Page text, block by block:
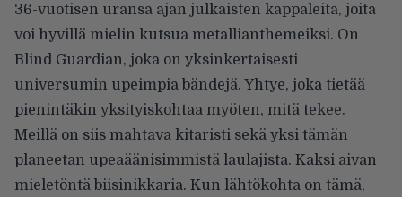
36-vuotisen uransa ajan julkaisten kappaleita, joita
voi hyvillä mielin kutsua metallianthemeiksi. On
Blind Guardian, joka on yksinkertaisesti
universumin upeimpia bändejä. Yhtye, joka tietää
pienintäkin yksityiskohtaa myöten, mitä tekee.
Meillä on siis mahtava kitaristi sekä yksi tämän
planeetan upeaäänisimmistä laulajista. Kaksi aivan
mieletöntä biisinikkaria. Kun lähtökohta on tämä,